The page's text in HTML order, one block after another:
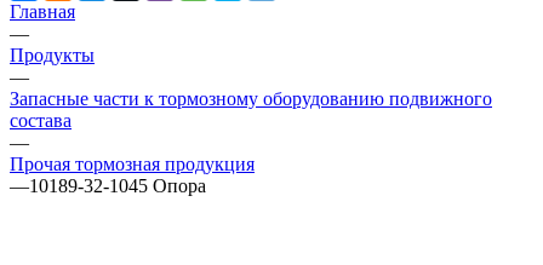
Главная
—
Продукты
—
Запасные части к тормозному оборудованию подвижного
состава
—
Прочая тормозная продукция
—10189-32-1045 Опора